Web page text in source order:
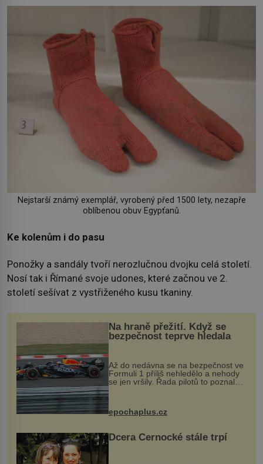
Nejstarší známý exemplář, vyrobený před 1500 lety, nezapře
oblíbenou obuv Egypťanů.
Ke kolenům i do pasu
Ponožky a sandály tvoří nerozlučnou dvojku celá století.
Nosí tak i Římané svoje udones, které začnou ve 2.
století sešívat z vystřiženého kusu tkaniny.
Na hraně přežití. Když se
bezpečnost teprve hledala
Až do nedávna se na bezpečnost ve
Formuli 1 příliš nehledělo a nehody
se jen vršily. Řada pilotů to poznala
na vlastní kůži, často s trvalými
následky nebo bohužel i ztrátou
života. Dnes nepochopiteln...
epochaplus.cz
Dcera Černocké stále trpí